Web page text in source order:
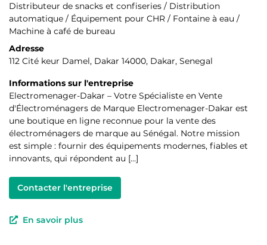
Distributeur de snacks et confiseries / Distribution
automatique / Équipement pour CHR / Fontaine à eau /
Machine à café de bureau
Adresse
112 Cité keur Damel, Dakar 14000, Dakar, Senegal
Informations sur l'entreprise
Electromenager-Dakar – Votre Spécialiste en Vente
d'Électroménagers de Marque Electromenager-Dakar est
une boutique en ligne reconnue pour la vente des
électroménagers de marque au Sénégal. Notre mission
est simple : fournir des équipements modernes, fiables et
innovants, qui répondent au […]
Contacter l'entreprise
En savoir plus